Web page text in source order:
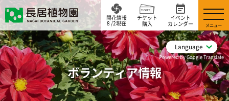
Language
Powered by Google Translate
開花情報
8 /2現在
チケット
購入
イベント
カレンダー
メニュー
ボランティア情報